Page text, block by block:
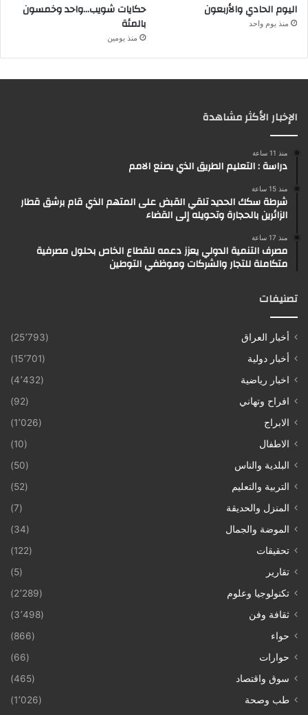
اليوم الحادي والأربعون
منذ يوم واحد
حكايات شويب…واحد وخمسون
بالمئة
منذ يومين
الإخبار الأكثر مشاهدة
منذ 11 ساعة
دراسة : التعليم الطريق الذي يصنع الامم
منذ 15 ساعة
شرطة سكك الحديد تلقي القبض على المتهم الذي قام برشق قطار
الزائرين بالحجارة وتحويله إلى القضاء
منذ 17 ساعة
مصرف التنمية الدولي يعزز دعمه للقطاع الخاص بحلول مصرفية
متكاملة للتجار والشركات وموظفي التوطين
تصنيفات
أخبار العراق
(25٬793)
أخبار دولية
(15٬701)
اخبار رياضية
(4٬432)
افراح وتهاني
(92)
الابراج
(1٬026)
الاطفال
(10)
البلدية والناس
(50)
التربية والتعليم
(52)
المنزل والحديقة
(7)
الموضة والجمال
(34)
تحقيقات
(122)
تقارير
(5)
تكنولوجيا وعلوم
(2٬289)
ثقافة وفن
(3٬498)
حواء
(866)
حوارات
(66)
سوق واقتصاد
(465)
طب وصحة
(1٬026)